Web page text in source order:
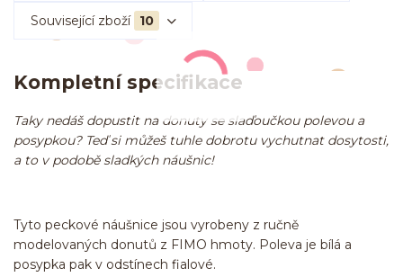
Související zboží 10
Kompletní specifikace
Taky nedáš dopustit na donuty se slaďoučkou polevou a
posypkou? Teď si můžeš tuhle dobrotu vychutnat dosytosti,
a to v podobě sladkých náušnic!
Tyto peckové náušnice jsou vyrobeny z ručně
modelovaných donutů z FIMO hmoty. Poleva je bílá a
posypka pak v odstínech fialové.